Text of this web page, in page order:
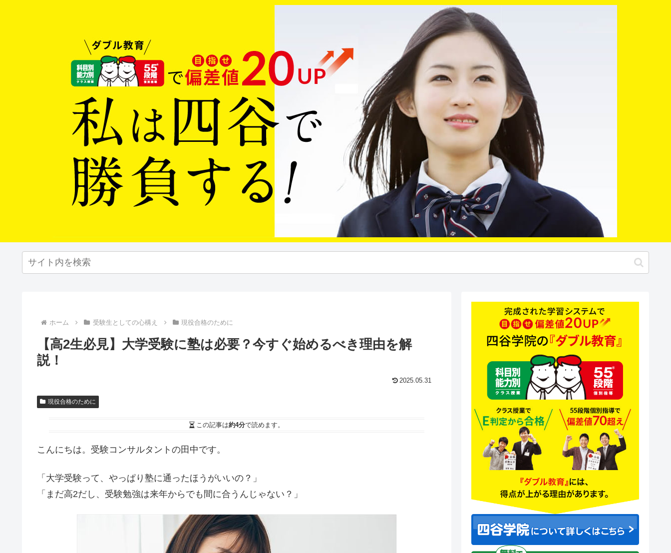
ホーム 受験生としての心構え 現役合格のために
【高2生必見】大学受験に塾は必要？今すぐ始めるべき理由を解
説！
2025.05.31
現役合格のために
この記事は約4分で読めます。
こんにちは。受験コンサルタントの田中です。
「大学受験って、やっぱり塾に通ったほうがいいの？」
「まだ高2だし、受験勉強は来年からでも間に合うんじゃない？」